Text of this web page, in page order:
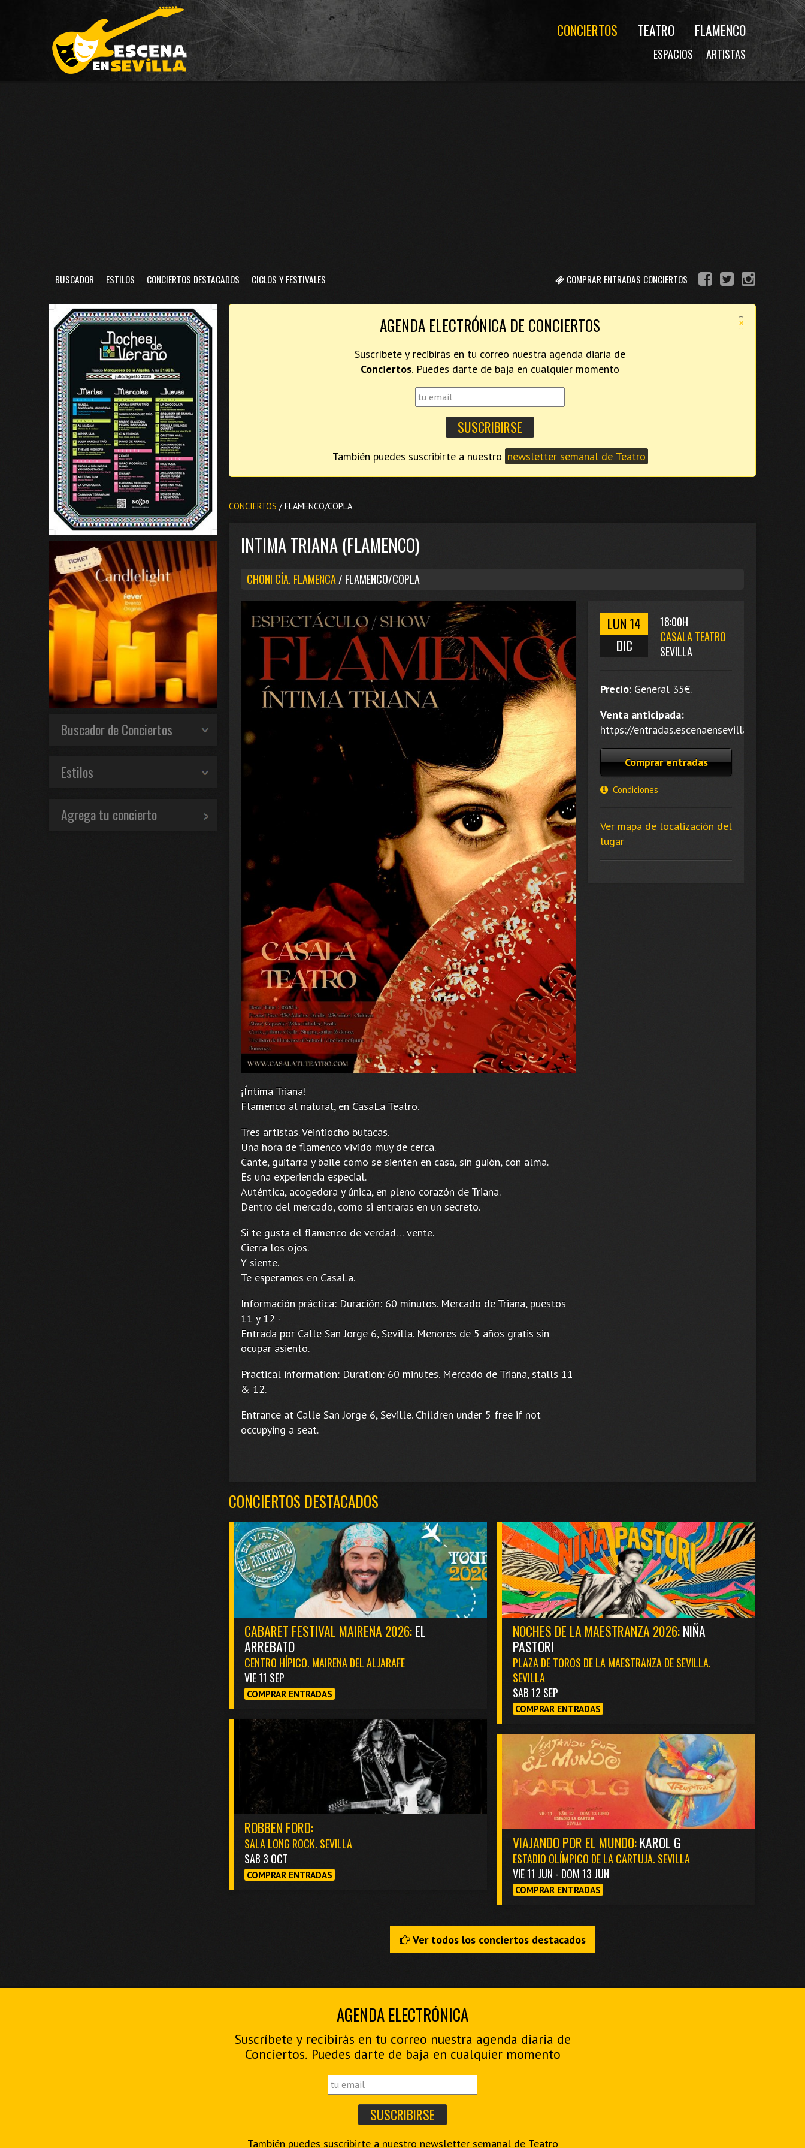
CONCIERTOS TEATRO FLAMENCO
ESPACIOS ARTISTAS
COMPRAR ENTRADAS CONCIERTOS
BUSCADOR ESTILOS CONCIERTOS DESTACADOS CICLOS Y FESTIVALES
×
AGENDA ELECTRÓNICA DE CONCIERTOS
Suscríbete y recibirás en tu correo nuestra agenda diaria de
Conciertos. Puedes darte de baja en cualquier momento
También puedes suscribirte a nuestro newsletter semanal de Teatro
CONCIERTOS / FLAMENCO/COPLA
INTIMA TRIANA (FLAMENCO)
CHONI CÍA. FLAMENCA/ FLAMENCO/COPLA
LUN 14
DIC
18:00H
CASALA TEATRO
SEVILLA
Precio: General 35€.
Venta anticipada:
https://entradas.escenaensevilla.es/.
Comprar entradas
Condiciones
Ver mapa de localización del
lugar
¡Íntima Triana!
Flamenco al natural, en CasaLa Teatro.
Tres artistas. Veintiocho butacas.
Una hora de flamenco vivido muy de cerca.
Cante, guitarra y baile como se sienten en casa, sin guión, con alma.
Es una experiencia especial.
Auténtica, acogedora y única, en pleno corazón de Triana.
Dentro del mercado, como si entraras en un secreto.
Si te gusta el flamenco de verdad… vente.
Cierra los ojos.
Y siente.
Te esperamos en CasaLa.
Información práctica: Duración: 60 minutos. Mercado de Triana, puestos
11 y 12 ·
Entrada por Calle San Jorge 6, Sevilla. Menores de 5 años gratis sin
ocupar asiento.
Practical information: Duration: 60 minutes. Mercado de Triana, stalls 11
& 12.
Entrance at Calle San Jorge 6, Seville. Children under 5 free if not
occupying a seat.
CONCIERTOS DESTACADOS
CABARET FESTIVAL MAIRENA 2026:EL
ARREBATO
CENTRO HÍPICO. MAIRENA DEL ALJARAFE
VIE 11 SEP
COMPRAR ENTRADAS
NOCHES DE LA MAESTRANZA 2026:NIÑA
PASTORI
PLAZA DE TOROS DE LA MAESTRANZA DE SEVILLA.
SEVILLA
SAB 12 SEP
COMPRAR ENTRADAS
ROBBEN FORD:
SALA LONG ROCK. SEVILLA
SAB 3 OCT
COMPRAR ENTRADAS
VIAJANDO POR EL MUNDO:KAROL G
ESTADIO OLÍMPICO DE LA CARTUJA. SEVILLA
VIE 11 JUN - DOM 13 JUN
COMPRAR ENTRADAS
Ver todos los conciertos destacados
Buscador de Conciertos
Estilos
Agrega tu concierto
AGENDA ELECTRÓNICA
Suscríbete y recibirás en tu correo nuestra agenda diaria de
Conciertos. Puedes darte de baja en cualquier momento
También puedes suscribirte a nuestro newsletter semanal de Teatro